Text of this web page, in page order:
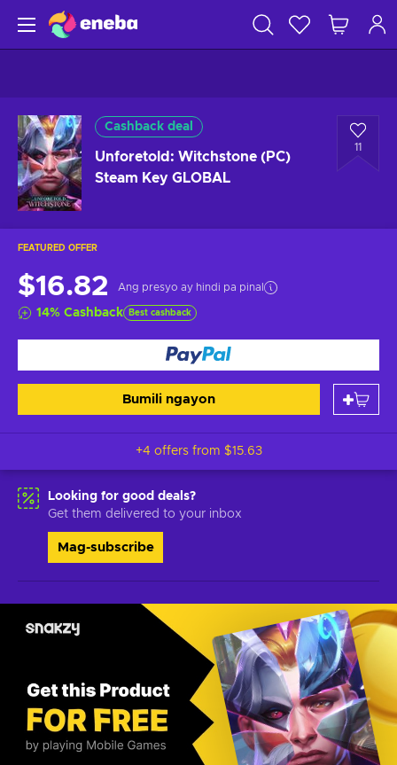
Cashback deal
Unforetold: Witchstone (PC)
Steam Key GLOBAL
11
FEATURED OFFER
$16.82 Ang presyo ay hindi pa pinal
14% Cashback Best cashback
Bumili ngayon
+4 offers from $15.63
Looking for good deals?
Get them delivered to your inbox
Mag-subscribe